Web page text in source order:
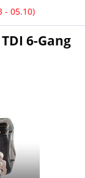
- 05.10)
6-Gang